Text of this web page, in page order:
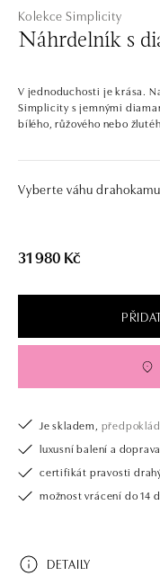
Kolekce Simplicity
Náhrdelník s
V jednoduchosti je krása.
Simplicity s jemnými
bílého, růžového nebo
Vyberte váhu drahokamu
31 980 Kč
Je skladem,
luxusní balení a
certifikát pravosti
možnost vrácení do 14
DETAILY